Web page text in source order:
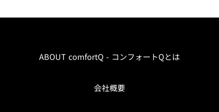
ABOUT comfortQ - コンフォートQとは
会社概要